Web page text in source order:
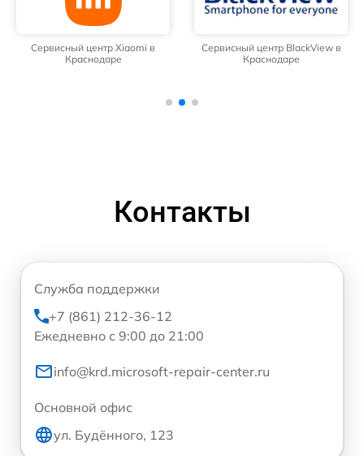
Сервисный центр Xiaomi в
Краснодаре
Сервисный центр BlackView в
Краснодаре
Контакты
Служба поддержки
+7 (861) 212-36-12
Ежедневно с 9:00 до 21:00
info@krd.microsoft-repair-center.ru
Основной офис
ул. Будённого, 123